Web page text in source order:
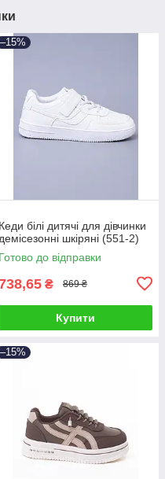
–15%
Кеди білі дитячі для дівчинки
демісезонні шкіряні (551-2)
Готово до відправки
₴ 869 ₴
Купити
–15%